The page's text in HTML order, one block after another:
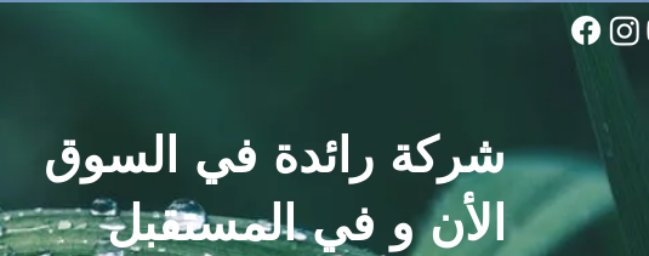
شركة رائدة في السوق
الأن و في المستقبل